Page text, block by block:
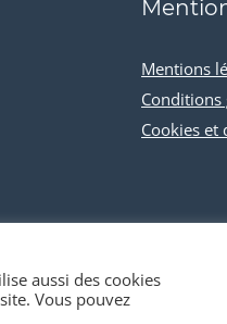
Mentions
Conditions
Cookies et
aussi des cookies
Vous pouvez